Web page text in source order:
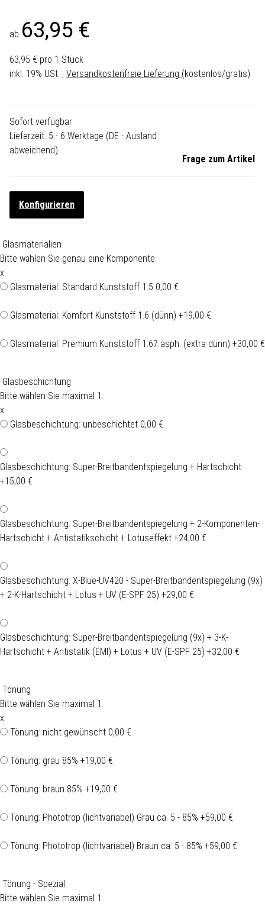
ab 63,95 €
63,95 € pro 1 Stück
inkl. 19% USt. , Versandkostenfreie Lieferung (kostenlos/gratis)
Sofort verfügbar
Lieferzeit: 5 - 6 Werktage (DE - Ausland
abweichend)
Frage zum Artikel
Konfigurieren
Glasmaterialien
Bitte wählen Sie genau eine Komponente.
x
Glasmaterial: Standard Kunststoff 1.5 0,00 €
Glasmaterial: Komfort Kunststoff 1.6 (dünn) +19,00 €
Glasmaterial: Premium Kunststoff 1.67 asph. (extra dünn) +30,00 €
Glasbeschichtung
Bitte wählen Sie maximal 1.
x
Glasbeschichtung: unbeschichtet 0,00 €
Glasbeschichtung: Super-Breitbandentspiegelung + Hartschicht
+15,00 €
Glasbeschichtung: Super-Breitbandentspiegelung + 2-Komponenten-
Hartschicht + Antistatikschicht + Lotuseffekt +24,00 €
Glasbeschichtung: X-Blue-UV420 - Super-Breitbandentspiegelung (9x)
+ 2-K-Hartschicht + Lotus + UV (E-SPF 25) +29,00 €
Glasbeschichtung: Super-Breitbandentspiegelung (9x) + 3-K-
Hartschicht + Antistatik (EMI) + Lotus + UV (E-SPF 25) +32,00 €
Tönung
Bitte wählen Sie maximal 1.
x
Tönung: nicht gewünscht 0,00 €
Tönung: grau 85% +19,00 €
Tönung: braun 85% +19,00 €
Tönung: Phototrop (lichtvariabel) Grau ca. 5 - 85% +59,00 €
Tönung: Phototrop (lichtvariabel) Braun ca. 5 - 85% +59,00 €
Tönung - Spezial
Bitte wählen Sie maximal 1.